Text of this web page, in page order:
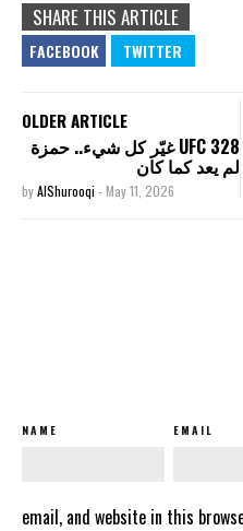
SHARE THIS ARTICLE
OLDER ARTICLE
UFC 328 غيّر كل شيء.. حمزة
لم يعد كما كان
byAlShurooqi - May 11, 2026
NAME EMAIL
email, and website in this